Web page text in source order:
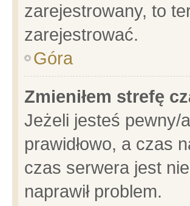
zarejestrowany, to
zarejestrować.
Góra
Zmieniłem strefę
Jeżeli jesteś pewny/
prawidłowo, a czas
czas serwera jest
naprawił problem.